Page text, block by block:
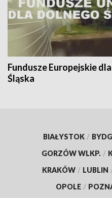
Fundusze Europejskie
Śląska
BIAŁYSTOK /
GORZÓW WLKP. /
KRAKÓW / LUBLIN
OPOLE /